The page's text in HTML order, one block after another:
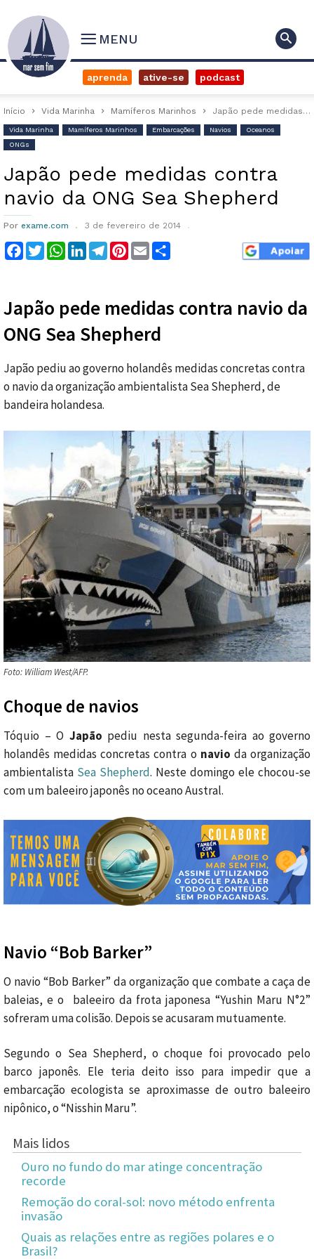
MENU
aprenda ative-se podcast
Início Vida Marinha Mamíferos Marinhos Japão pede medidas contra navio da ONG Sea Shepherd
Vida Marinha Mamíferos Marinhos Embarcações Navios
Oceanos
ONGs
Japão pede medidas contra
navio da ONG Sea Shepherd
Por exame.com 3 de fevereiro de 2014
Facebook
TwitterWhatsApp
LinkedInTelegram
Pinterest
Email
Japão pede medidas contra navio da
ONG Sea Shepherd
Japão pediu ao governo holandês medidas concretas contra
o navio da organização ambientalista Sea Shepherd, de
bandeira holandesa.
Foto: William West/AFP.
Choque de navios
Tóquio – O Japão pediu nesta segunda-feira ao governo
holandês medidas concretas contra o navio da organização
ambientalista Sea Shepherd. Neste domingo ele chocou-se
com um baleeiro japonês no oceano Austral.
Navio “Bob Barker”
O navio “Bob Barker” da organização que combate a caça de
baleias, e o baleeiro da frota japonesa “Yushin Maru N°2”
sofreram uma colisão. Depois se acusaram mutuamente.
Segundo o Sea Shepherd, o choque foi provocado pelo
barco japonês. Ele teria deito isso para impedir que a
embarcação ecologista se aproximasse de outro baleeiro
nipônico, o “Nisshin Maru”.
Mais lidos
Ouro no fundo do mar atinge concentração
recorde
Remoção do coral-sol: novo método enfrenta
invasão
Quais as relações entre as regiões polares e o
Brasil?